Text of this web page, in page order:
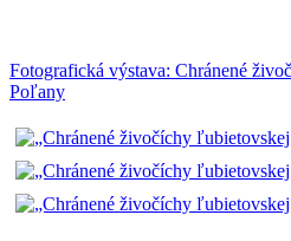
Fotografická výstava: Chránené
Poľany